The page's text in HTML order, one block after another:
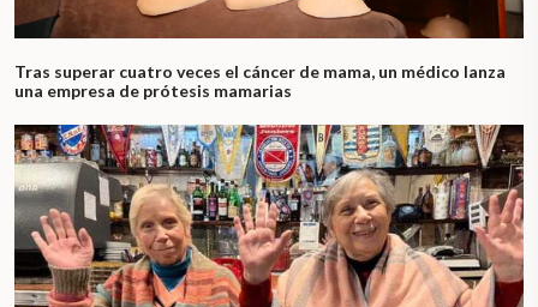
Tras superar cuatro veces el cáncer de mama, un médico lanza
una empresa de prótesis mamarias